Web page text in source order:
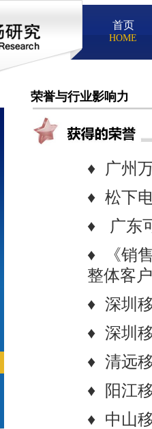
首页
HOME
荣誉与行业影响力
♦ 广州
♦ 松下
♦ 广东
♦ 《销
整体客
♦ 深圳
♦ 深圳
♦ 清远
♦ 阳江
♦ 中山